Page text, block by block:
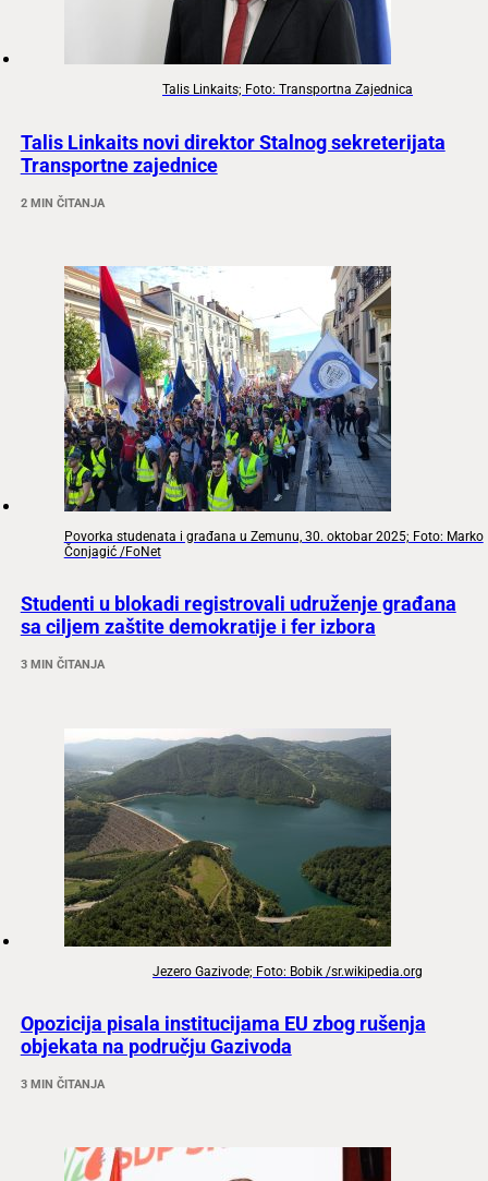
Talis Linkaits; Foto: Transportna Zajednica
Talis Linkaits novi direktor Stalnog sekreterijata
Transportne zajednice
2 MIN ČITANJA
Povorka studenata i građana u Zemunu, 30. oktobar 2025; Foto: Marko
Čonjagić /FoNet
Studenti u blokadi registrovali udruženje građana
sa ciljem zaštite demokratije i fer izbora
3 MIN ČITANJA
Jezero Gazivode; Foto: Bobik /sr.wikipedia.org
Opozicija pisala institucijama EU zbog rušenja
objekata na području Gazivoda
3 MIN ČITANJA